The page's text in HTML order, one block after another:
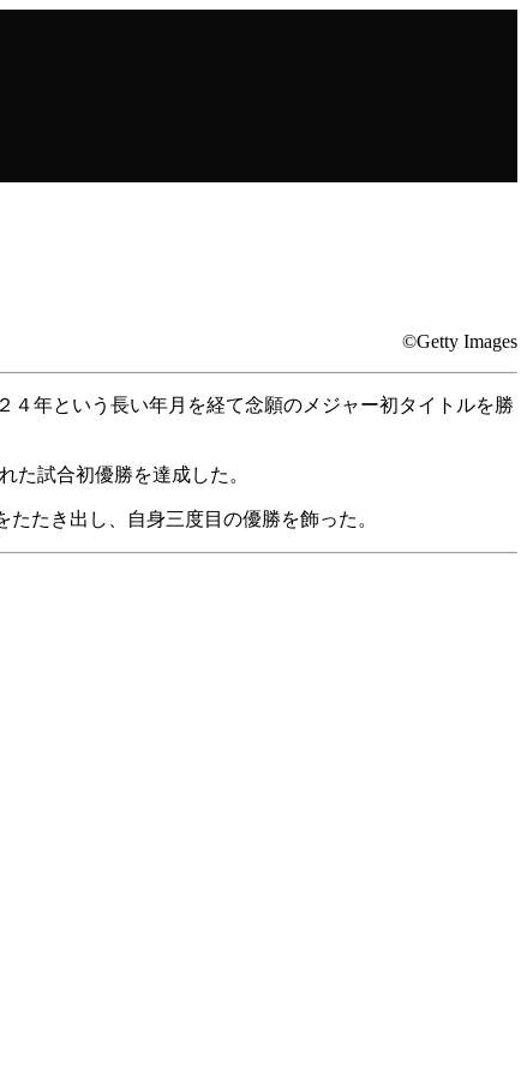
©Getty Images
年という長い年月を経て念願のメジャー初タイトルを勝
た試合初優勝を達成した。
たき出し、自身三度目の優勝を飾った。